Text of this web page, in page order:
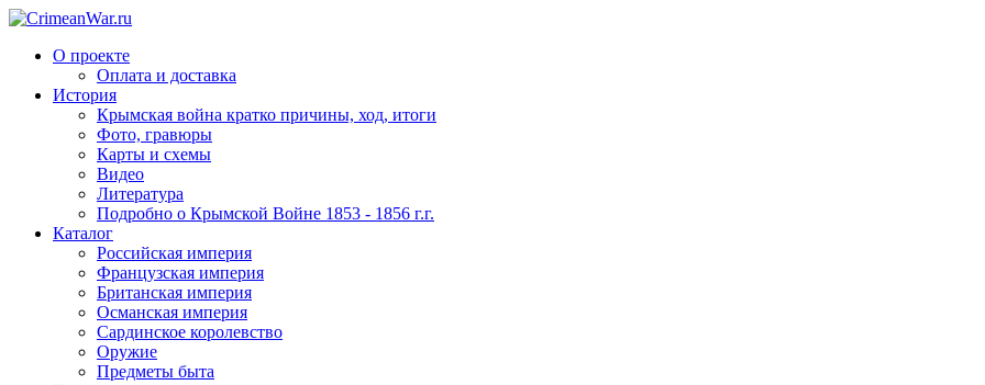
О проекте
Оплата и доставка
История
Крымская война кратко причины, ход, итоги
Фото, гравюры
Карты и схемы
Видео
Литература
Подробно о Крымской Войне 1853 - 1856 г.г.
Каталог
Российская империя
Французская империя
Британская империя
Османская империя
Сардинское королевство
Оружие
Предметы быта